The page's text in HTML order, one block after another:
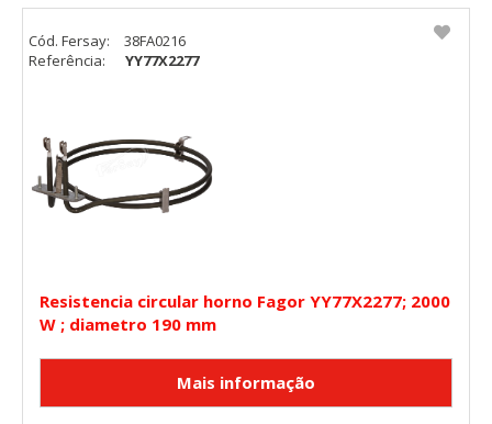
Resistencia circular horno Fagor YY77X2277; 2000
W ; diametro 190 mm
Cód. Fersay:
38FA0216
Referência:
YY77X2277